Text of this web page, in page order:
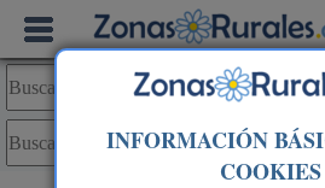
INFORMACIÓN
COOKIES